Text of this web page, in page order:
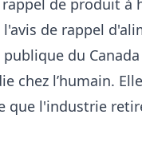
de rappel
publique du
chez l’humain. Elle
que l'industrie